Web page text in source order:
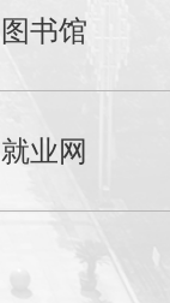
图书馆
就业网